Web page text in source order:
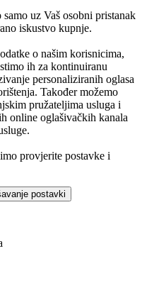
uz Vaš osobni pristanak
iskustvo kupnje.
o našim korisnicima,
ih za kontinuiranu
personaliziranih oglasa
Također možemo
pružateljima usluga i
online oglašivačkih kanala
provjerite postavke i
postavki